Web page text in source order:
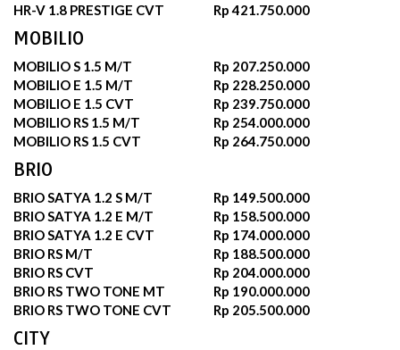
HR-V 1.8 PRESTIGE CVT
Rp 421.750.000
MOBILIO
MOBILIO S 1.5 M/T
Rp 207.250.000
MOBILIO E 1.5 M/T
Rp 228.250.000
MOBILIO E 1.5 CVT
Rp 239.750.000
MOBILIO RS 1.5 M/T
Rp 254.000.000
MOBILIO RS 1.5 CVT
Rp 264.750.000
BRIO
BRIO SATYA 1.2 S M/T
Rp 149.500.000
BRIO SATYA 1.2 E M/T
Rp 158.500.000
BRIO SATYA 1.2 E CVT
Rp 174.000.000
BRIO RS M/T
Rp 188.500.000
BRIO RS CVT
Rp 204.000.000
BRIO RS TWO TONE MT
Rp 190.000.000
BRIO RS TWO TONE CVT
Rp 205.500.000
CITY